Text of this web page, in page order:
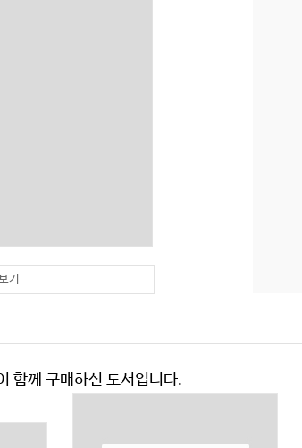
기
함께 구매하신 도서입니다.